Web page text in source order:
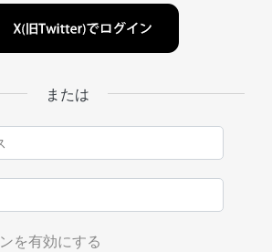
または
を有効にする